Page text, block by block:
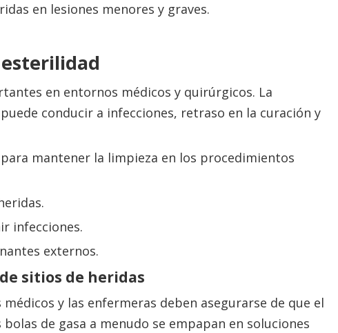
en lesiones menores y graves.
en entornos médicos y quirúrgicos. La
conducir a infecciones, retraso en la curación y
mantener la limpieza en los procedimientos
infecciones.
externos.
sitios de heridas
y las enfermeras deben asegurarse de que el
de gasa a menudo se empapan en soluciones